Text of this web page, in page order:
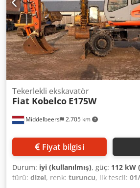
Middelbeers 2.705 km
Tekerlekli ekskavatör
Fiat Kobelco E175W
Fiyat bilgisi
Durum: iyi (kullanılmış), güç: 112 kW
türü: dizel, renk: turuncu, ilk tescil: